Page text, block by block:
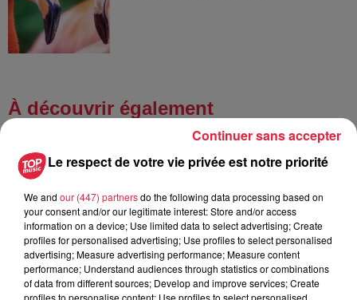
À découvrir également
Le respect de votre vie privée est notre priorité
We and our (447) partnersdo the following data processing based on
your consent and/or our legitimate interest: Store and/or access
information on a device; Use limited data to select advertising; Create
profiles for personalised advertising; Use profiles to select personalised
advertising; Measure advertising performance; Measure content
performance; Understand audiences through statistics or combinations
of data from different sources; Develop and improve services; Create
profiles to personalise content; Use profiles to select personalised
Continuer sans accepter